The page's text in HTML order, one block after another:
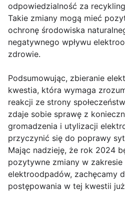
odpowiedzialność za
Takie zmiany mogą mieć
ochronę środowiska
negatywnego wpływu
zdrowie.
Podsumowując, zbieranie
kwestia, która wymaga
reakcji ze strony
zdaje sobie sprawę z
gromadzenia i utylizacji
przyczynić się do poprawy
Mając nadzieję, że rok 2024
pozytywne zmiany w zakresie
elektroodpadów, zachęcamy
postępowania w tej kwestii